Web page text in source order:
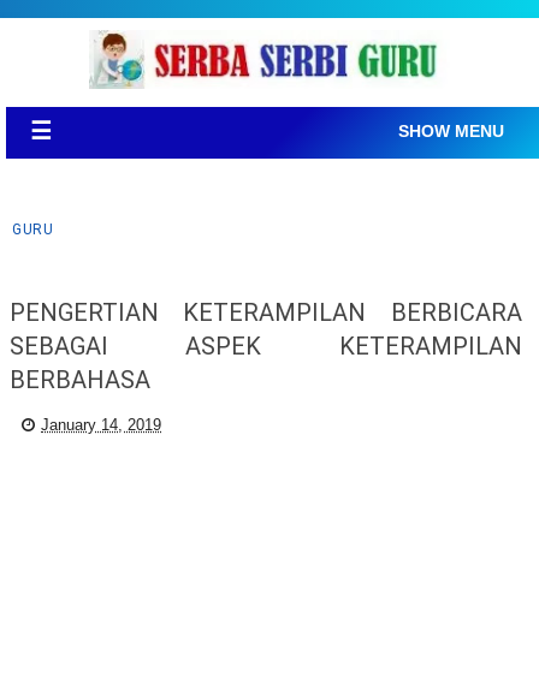
☰ SHOW MENU
GURU
PENGERTIAN KETERAMPILAN BERBICARA
SEBAGAI ASPEK KETERAMPILAN
BERBAHASA
January 14, 2019